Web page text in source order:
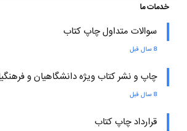
خدمات ما
سوالات متداول چاپ کتاب
8 سال قبل
چاپ و نشر کتاب ویژه دانشگاهیان و
8 سال قبل
قرارداد چاپ کتاب